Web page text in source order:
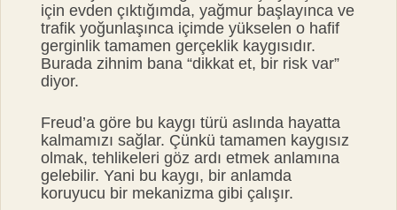
için evden çıktığımda, yağmur başlayınca ve
trafik yoğunlaşınca içimde yükselen o hafif
gerginlik tamamen gerçeklik kaygısıdır.
Burada zihnim bana “dikkat et, bir risk var”
diyor.
Freud’a göre bu kaygı türü aslında hayatta
kalmamızı sağlar. Çünkü tamamen kaygısız
olmak, tehlikeleri göz ardı etmek anlamına
gelebilir. Yani bu kaygı, bir anlamda
koruyucu bir mekanizma gibi çalışır.